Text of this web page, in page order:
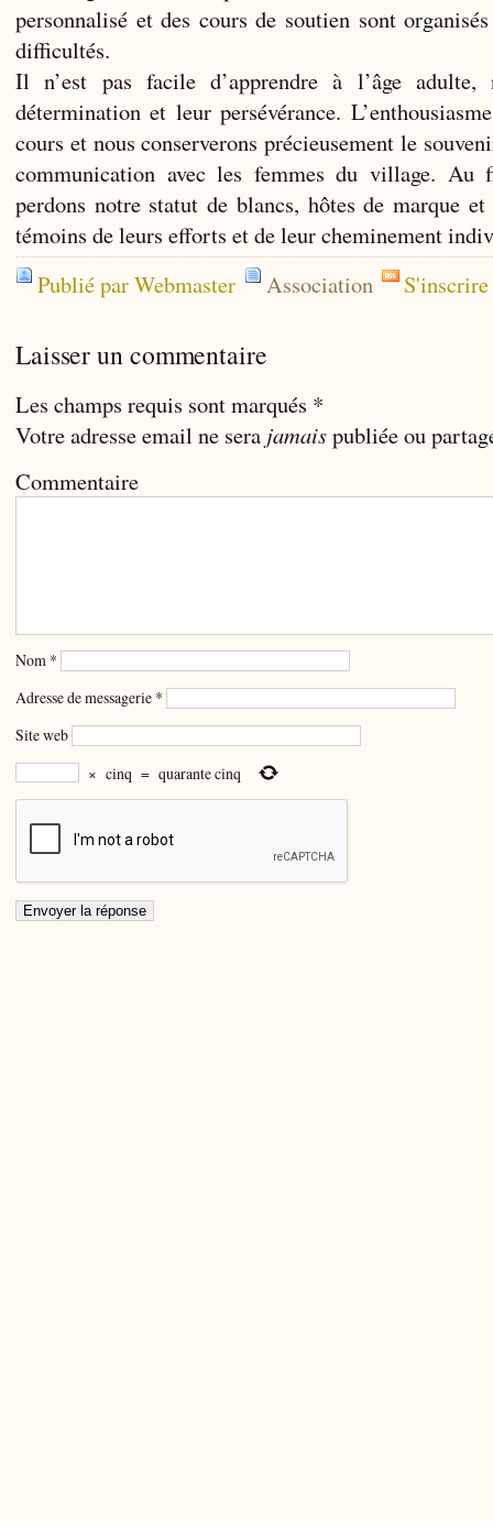
personnalisé et des cours de soutien sont
difficultés.
Il n’est pas facile d’apprendre à l’âge adulte,
détermination et leur persévérance.
cours et nous conserverons précieusement le
communication avec les femmes du village. Au
perdons notre statut de blancs, hôtes de marque et
témoins de leurs efforts et de leur cheminement
Publié par Webmaster
Association
Laisser un commentaire
Les champs requis sont marqués *
Votre adresse email ne sera jamaispubliée ou
Commentaire
Nom *
Adresse de messagerie *
Site web
× cinq = quarante cinq